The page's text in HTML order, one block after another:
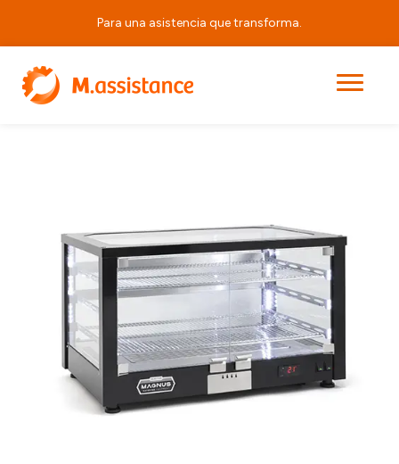
Para una asistencia que transforma.
Principal